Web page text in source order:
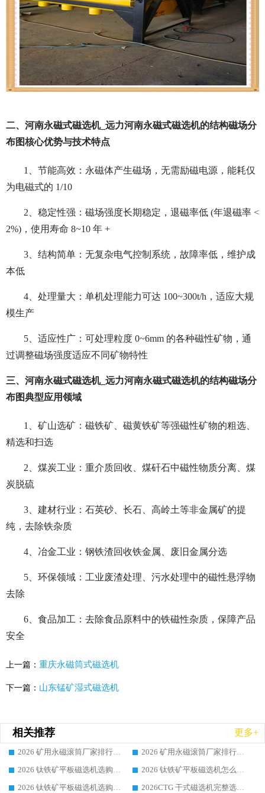
二、河南永磁式磁选机_远力河南永磁式磁选机的结构磁场分
布图核心优势与技术特点
1、节能高效：永磁体产生磁场，无需励磁电源，能耗仅
为电磁式的 1/10
2、稳定性强：磁场强度长期稳定，退磁率低 (年退磁率 <
2%)，使用寿命 8~10 年 +
3、结构简单：无复杂电气控制系统，故障率低，维护成
本低
4、处理量大：单机处理能力可达 100~300t/h，适应大规
模生产
5、适应性广：可处理粒度 0~6mm 的各种磁性矿物，通
过调整磁场强度适应不同矿物特性
三、河南永磁式磁选机_远力河南永磁式磁选机的结构磁场分
布图典型应用领域
1、矿山选矿：磁铁矿、磁黄铁矿等强磁性矿物的粗选、
精选和扫选
2、煤炭工业：重介质回收、煤矸石中磁性物质分离、煤
炭脱硫
3、建材行业：石英砂、长石、高岭土等非金属矿的提
纯，去除铁杂质
4、冶金工业：钢铁渣回收铁金属、废旧金属分选
5、环保领域：工业废渣处理、污水处理中的磁性悬浮物
去除
6、食品加工：去除食品原料中的铁磁性杂质，保障产品
安全
上一篇： 重庆永磁筒式磁选机
下一篇： 山东锰矿湿式磁选机
相关推荐 更多+
2026 矿用永磁滚筒厂家排行榜选购干货指南 行业口碑标杆华体会手机网页版-华体会(中国) 实力出众
2026 矿用永磁滚筒厂家排行榜选购指南，行业口碑领域强者华体会手机网页版-华体会(中国)
2026 钛铁矿平板磁选机选购全攻略 市场公认优质品牌厂家实力排行榜
2026 钛铁矿平板磁选机怎么选 靠谱生产企业实力排行榜选购参考攻略
2026 钛铁矿平板磁选机选购指南 行业口碑优选品牌生产企业实力排行榜
2026CTG 干式磁选机完整选购指南 行业口碑顶尖靠谱生产龙头厂家实力推荐